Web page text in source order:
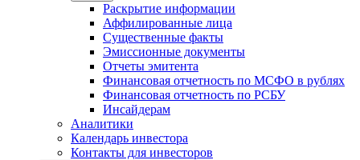
Раскрытие информации
Аффилированные лица
Существенные факты
Эмиссионные документы
Отчеты эмитента
Финансовая отчетность по МСФО в рублях
Финансовая отчетность по РСБУ
Инсайдерам
Аналитики
Календарь инвестора
Контакты для инвесторов